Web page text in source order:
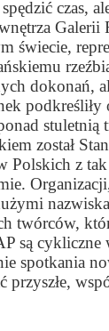
czas,
Galerii
świecie,
dokonań,
podkreśliły
został
z
twórców,
są
spotkania